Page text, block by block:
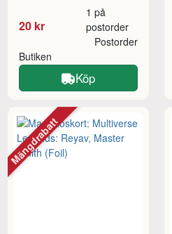
20 kr
1 på
postorder
Butiken
Postorder
Köp
Mängdrabatt